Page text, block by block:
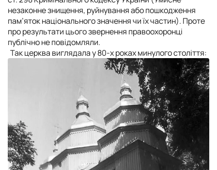
незаконне знищення, руйнування або пошкодження
пам’яток національного значення чи їх частин). Проте
про результати цього звернення правоохоронці
публічно не повідомляли.
Так церква виглядала у 80-х роках минулого століття: